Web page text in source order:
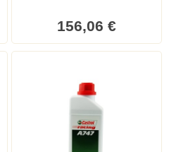
156,06 €